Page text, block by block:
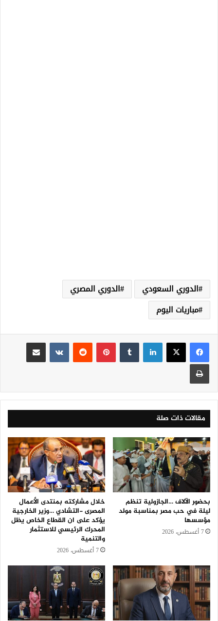
الدوري السعودي
الدوري المصري
مباريات اليوم
لينكدإن بينتيريست
مقالات ذات صلة
بحضور الآلاف …الجازولية تنظم
ليلة في حب مصر بمناسبة مولد
مؤسسها
7 أغسطس، 2026
خلال مشاركته بمنتدى الأعمال
المصرى -التشادي …وزير الخارجية
يؤكد على ان القطاع الخاص يظل
المحرك الرئيسي للاستثمار
والتنمية
7 أغسطس، 2026